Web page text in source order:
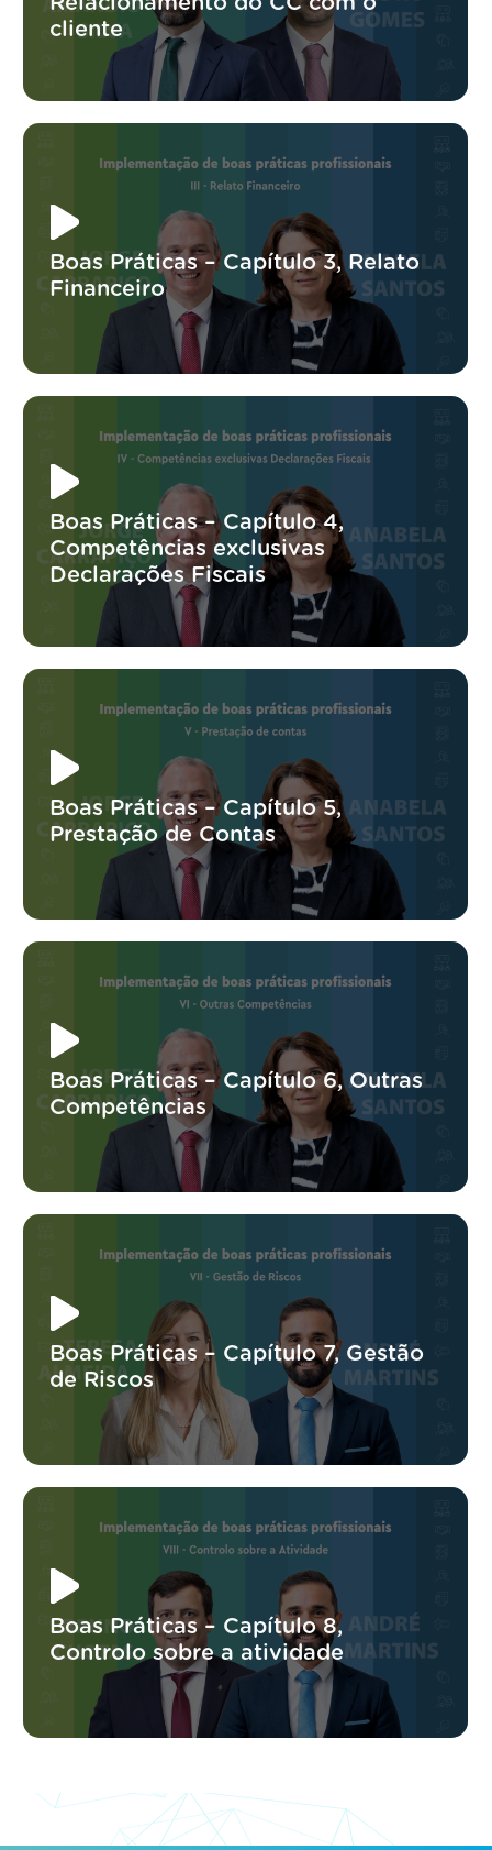
cliente
Boas Práticas – Capítulo 3, Relato
Financeiro
Boas Práticas – Capítulo 4,
Competências exclusivas
Declarações Fiscais
Boas Práticas – Capítulo 5,
Prestação de Contas
Boas Práticas – Capítulo 6, Outras
Competências
Boas Práticas – Capítulo 7, Gestão
de Riscos
Boas Práticas – Capítulo 8,
Controlo sobre a atividade